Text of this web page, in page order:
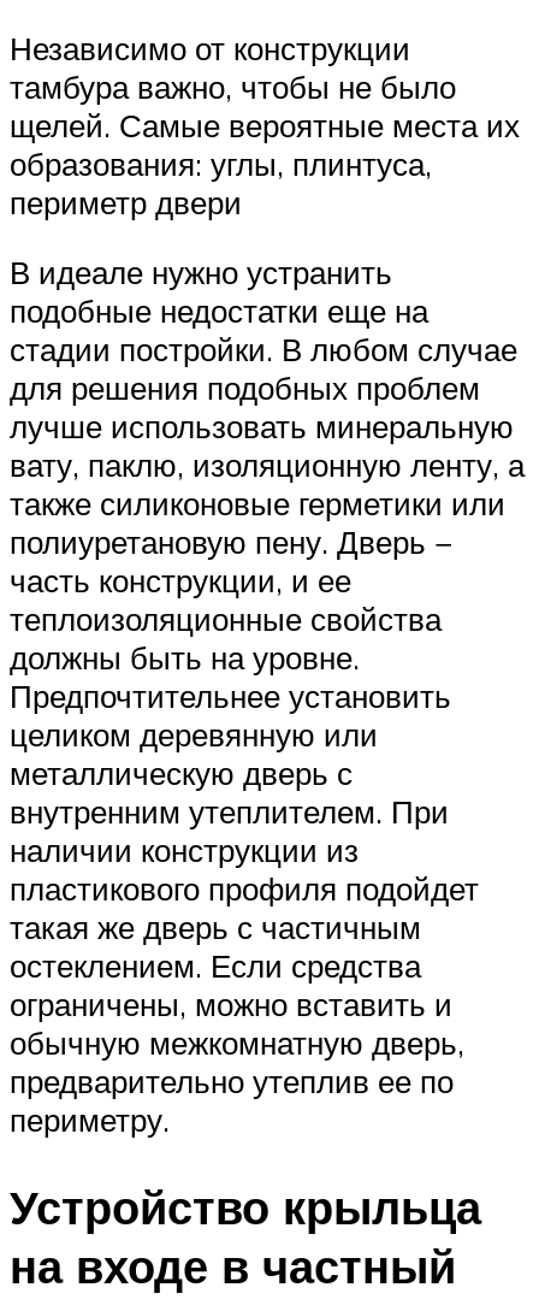
Независимо от конструкции
тамбура важно, чтобы не было
щелей. Самые вероятные места их
образования: углы, плинтуса,
периметр двери
В идеале нужно устранить
подобные недостатки еще на
стадии постройки. В любом случае
для решения подобных проблем
лучше использовать минеральную
вату, паклю, изоляционную ленту, а
также силиконовые герметики или
полиуретановую пену. Дверь −
часть конструкции, и ее
теплоизоляционные свойства
должны быть на уровне.
Предпочтительнее установить
целиком деревянную или
металлическую дверь с
внутренним утеплителем. При
наличии конструкции из
пластикового профиля подойдет
такая же дверь с частичным
остеклением. Если средства
ограничены, можно вставить и
обычную межкомнатную дверь,
предварительно утеплив ее по
периметру.
Устройство крыльца
на входе в частный